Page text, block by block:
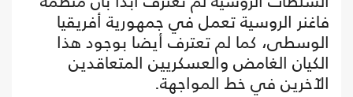
فاغنر الروسية تعمل في جمهورية أفريقيا
الوسطى، كما لم تعترف أيضا بوجود هذا
الكيان الغامض والعسكريين المتعاقدين
الآخرين في خط المواجهة.